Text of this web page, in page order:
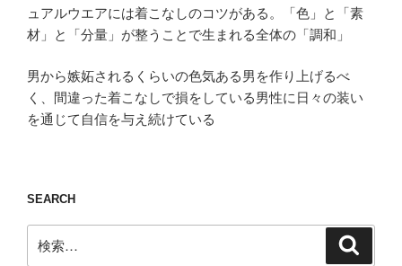
ュアルウエアには着こなしのコツがある。「色」と「素
材」と「分量」が整うことで生まれる全体の「調和」
男から嫉妬されるくらいの色気ある男を作り上げるべ
く、間違った着こなしで損をしている男性に日々の装い
を通じて自信を与え続けている
SEARCH
索: